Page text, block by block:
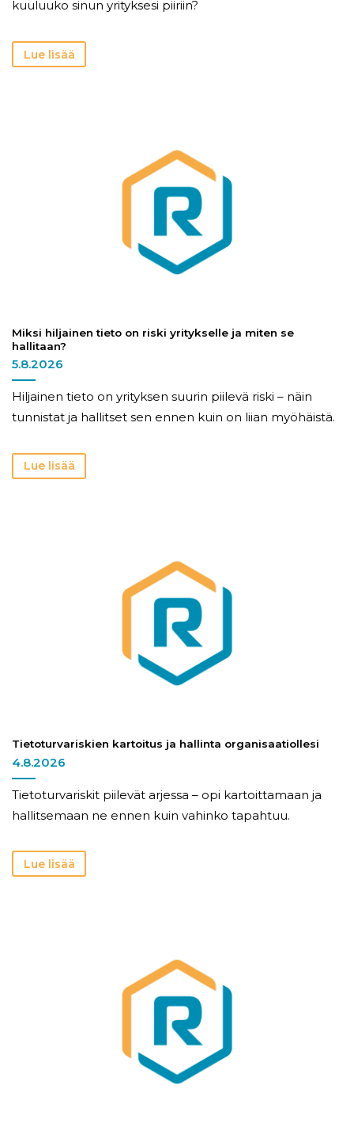
kuuluuko sinun yrityksesi piiriin?
Lue lisää
Miksi hiljainen tieto on riski yritykselle ja miten se
hallitaan?
5.8.2026
Hiljainen tieto on yrityksen suurin piilevä riski – näin
tunnistat ja hallitset sen ennen kuin on liian myöhäistä.
Lue lisää
Tietoturvariskien kartoitus ja hallinta organisaatiollesi
4.8.2026
Tietoturvariskit piilevät arjessa – opi kartoittamaan ja
hallitsemaan ne ennen kuin vahinko tapahtuu.
Lue lisää